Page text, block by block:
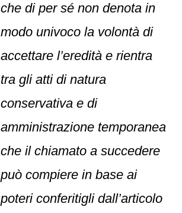
che di per sé non denota in
modo univoco la volontà di
accettare l’eredità e rientra
tra gli atti di natura
conservativa e di
amministrazione temporanea
che il chiamato a succedere
può compiere in base ai
poteri conferitigli dall’articolo